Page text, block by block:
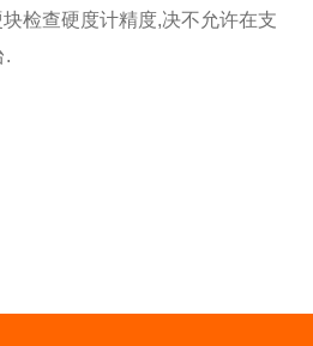
检查硬度计精度,决不允许在支
.